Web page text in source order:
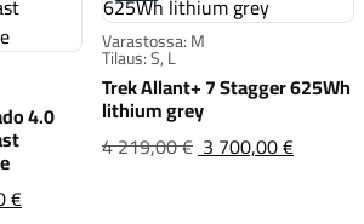
4.0
€Specialized Turbo Vado 4.0 IGH Step-
Varastossa: M
Tilaus: S, L
Trek Allant+ 7 Stagger 625Wh
lithium grey
4 219,00 €3 700,00 €Trek